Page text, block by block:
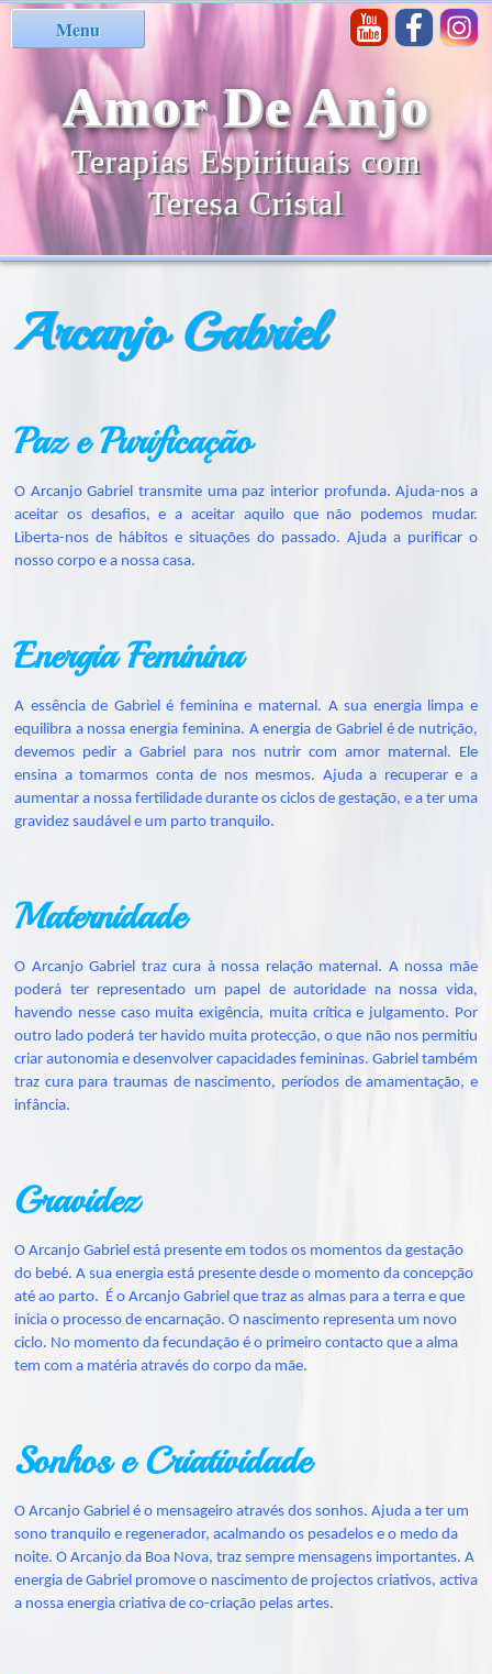
Amor De Anjo
Terapias Espirituais com
Teresa Cristal
Menu
Arcanjo Gabriel
Paz e Purificação
O Arcanjo Gabriel transmite uma paz interior profunda. Ajuda-nos a
aceitar os desafios, e a aceitar aquilo que não podemos mudar.
Liberta-nos de hábitos e situações do passado. Ajuda a purificar o
nosso corpo e a nossa casa.
Energia Feminina
A essência de Gabriel é feminina e maternal. A sua energia limpa e
equilibra a nossa energia feminina. A energia de Gabriel é de nutrição,
devemos pedir a Gabriel para nos nutrir com amor maternal. Ele
ensina a tomarmos conta de nos mesmos. Ajuda a recuperar e a
aumentar a nossa fertilidade durante os ciclos de gestação, e a ter uma
gravidez saudável e um parto tranquilo.
Maternidade
O Arcanjo Gabriel traz cura à nossa relação maternal. A nossa mãe
poderá ter representado um papel de autoridade na nossa vida,
havendo nesse caso muita exigência, muita crítica e julgamento. Por
outro lado poderá ter havido muita protecção, o que não nos permitiu
criar autonomia e desenvolver capacidades femininas. Gabriel também
traz cura para traumas de nascimento, períodos de amamentação, e
infância.
Gravidez
O Arcanjo Gabriel está presente em todos os momentos da gestação
do bebé. A sua energia está presente desde o momento da concepção
até ao parto. É o Arcanjo Gabriel que traz as almas para a terra e que
inicia o processo de encarnação. O nascimento representa um novo
ciclo. No momento da fecundação é o primeiro contacto que a alma
tem com a matéria através do corpo da mãe.
Sonhos e Criatividade
O Arcanjo Gabriel é o mensageiro através dos sonhos. Ajuda a ter um
sono tranquilo e regenerador, acalmando os pesadelos e o medo da
noite. O Arcanjo da Boa Nova, traz sempre mensagens importantes. A
energia de Gabriel promove o nascimento de projectos criativos, activa
a nossa energia criativa de co-criação pelas artes.